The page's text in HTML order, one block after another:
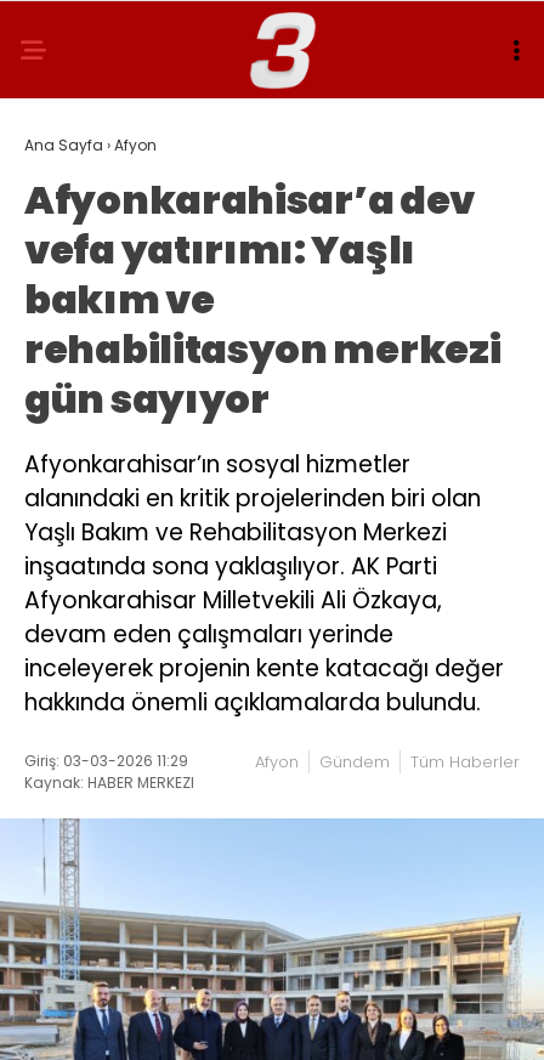
Ana Sayfa ›Afyon
Afyonkarahisar’a dev
vefa yatırımı: Yaşlı
bakım ve
rehabilitasyon merkezi
gün sayıyor
Afyonkarahisar’ın sosyal hizmetler
alanındaki en kritik projelerinden biri olan
Yaşlı Bakım ve Rehabilitasyon Merkezi
inşaatında sona yaklaşılıyor. AK Parti
Afyonkarahisar Milletvekili Ali Özkaya,
devam eden çalışmaları yerinde
inceleyerek projenin kente katacağı değer
hakkında önemli açıklamalarda bulundu.
Giriş: 03-03-2026 11:29
Kaynak: HABER MERKEZI
Afyon Gündem Tüm Haberler